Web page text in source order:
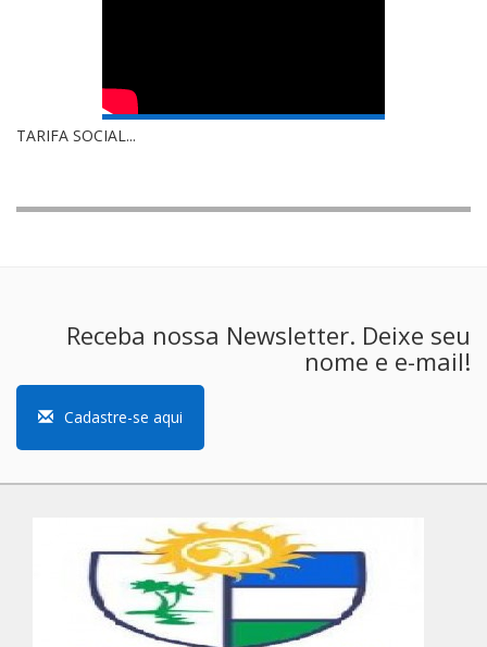
TARIFA SOCIAL...
Receba nossa Newsletter. Deixe seu
nome e e-mail!
Cadastre-se aqui